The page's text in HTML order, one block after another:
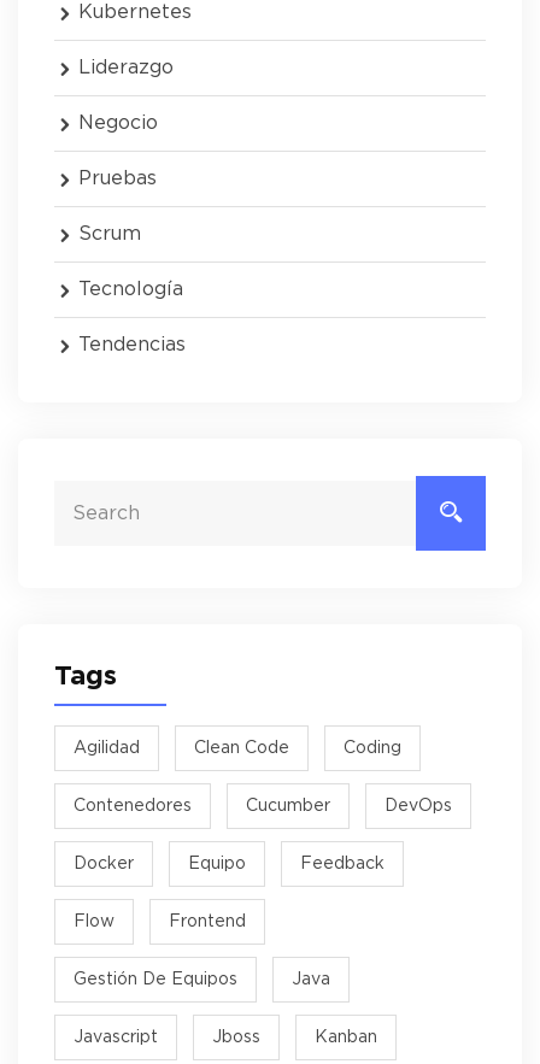
Kubernetes
Liderazgo
Negocio
Pruebas
Scrum
Tecnología
Tendencias
Tags
Agilidad Clean Code Coding
Contenedores Cucumber DevOps
Docker Equipo Feedback
Flow Frontend
Gestión De Equipos Java
Javascript Jboss Kanban